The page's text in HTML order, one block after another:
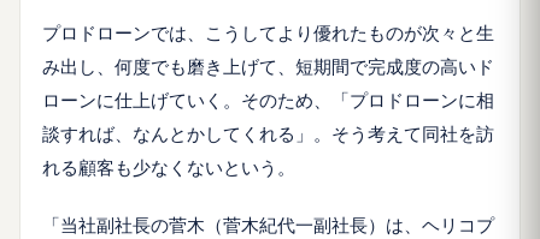
プロドローンでは、こうしてより優れたものが次々と生
み出し、何度でも磨き上げて、短期間で完成度の高いド
ローンに仕上げていく。そのため、「プロドローンに相
談すれば、なんとかしてくれる」。そう考えて同社を訪
れる顧客も少なくないという。
「当社副社長の菅木（菅木紀代一副社長）は、ヘリコプ